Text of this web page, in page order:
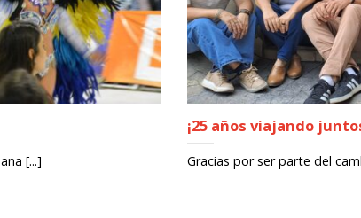
[...]
¡25 años viajando
Gracias por ser parte del